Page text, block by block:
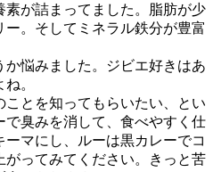
素が詰まってました。脂肪が少
。そしてミネラル鉄分が豊富
悩みました。ジビエ好きはあ
。
とを知ってもらいたい、とい
で臭みを消して、食べやすく仕
ーマにし、ルーは黒カレーでコ
がってみてください。きっと苦